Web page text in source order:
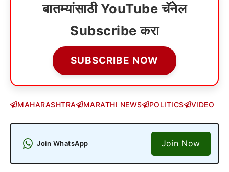
बातम्यांसाठी YouTube चॅनेल
Subscribe करा
SUBSCRIBE NOW
MAHARASHTRA MARATHI NEWS POLITICS VIDEO
Join WhatsApp Join Now